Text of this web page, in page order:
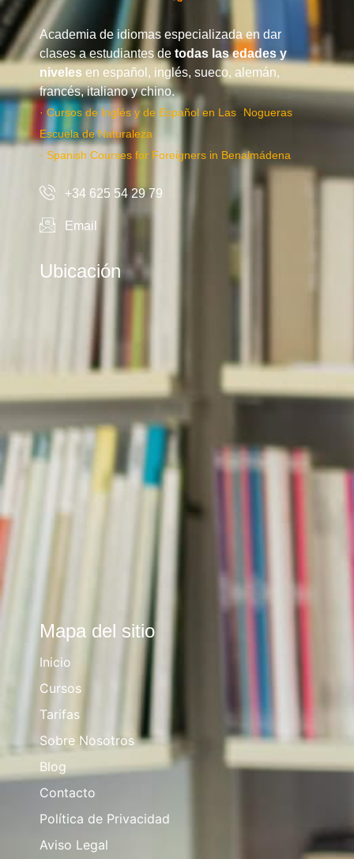
Academia de idiomas especializada en dar
clases a estudiantes de todas las edades y
niveles en español, inglés, sueco, alemán,
francés, italiano y chino.
· Cursos de Inglés y de Español en Las ·Nogueras
Escuela de Naturaleza
· Spanish Courses for Foreigners in Benalmádena
+34 625 54 29 79
Email
Ubicación
Mapa del sitio
Inicio
Cursos
Tarifas
Sobre Nosotros
Blog
Contacto
Política de Privacidad
Aviso Legal